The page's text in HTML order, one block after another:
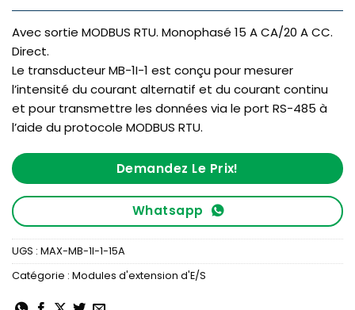
Avec sortie MODBUS RTU. Monophasé 15 A CA/20 A CC.
Direct.
Le transducteur MB-1I-1 est conçu pour mesurer
l’intensité du courant alternatif et du courant continu
et pour transmettre les données via le port RS-485 à
l’aide du protocole MODBUS RTU.
Demandez Le Prix!
Whatsapp
UGS : MAX-MB-1I-1-15A
Catégorie : Modules d'extension d'E/S